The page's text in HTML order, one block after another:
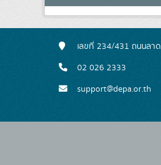
เลขที่ 234/431 ถนนลา
02 026 2333
support@depa.or.th